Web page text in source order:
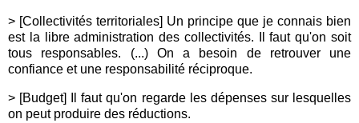
> [Collectivités territoriales] Un principe que je connais bien
est la libre administration des collectivités. Il faut qu'on soit
tous responsables. (...) On a besoin de retrouver une
confiance et une responsabilité réciproque.
> [Budget] Il faut qu'on regarde les dépenses sur lesquelles
on peut produire des réductions.